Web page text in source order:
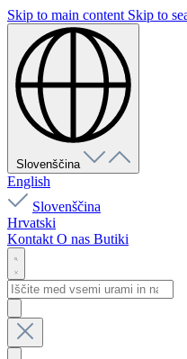
Skip to main content Skip to
Slovenščina
English
Slovenščina
Hrvatski
Kontakt O nas Butiki